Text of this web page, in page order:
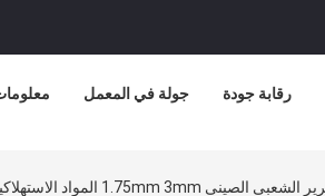
جولة في المعمل رقابة جودة